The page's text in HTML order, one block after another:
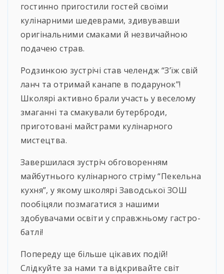
гостинно пригостили гостей своїми
кулінарними шедеврами, здивувавши
оригінальними смаками й незвичайною
подачею страв.
Родзинкою зустрічі став челендж “З’їж свій
ланч та отримай канапе в подарунок”!
Школярі активно брали участь у веселому
змаганні та смакували бутерброди,
приготовані майстрами кулінарного
мистецтва.
Завершилася зустріч обговоренням
майбутнього кулінарного стріму “Пекельна
кухня”, у якому школярі Заводської ЗОШ
пообіцяли позмагатися з нашими
здобувачами освіти у справжньому гастро-
батлі!
Попереду ще більше цікавих подій!
Слідкуйте за нами та відкривайте світ